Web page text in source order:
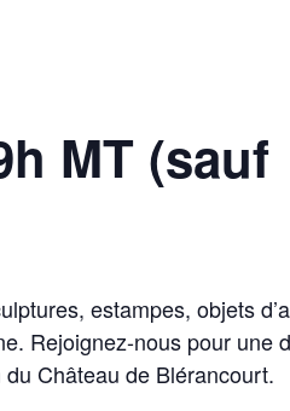
MT (sauf
estampes, objets
Rejoignez-nous pour une
Château de Blérancourt.